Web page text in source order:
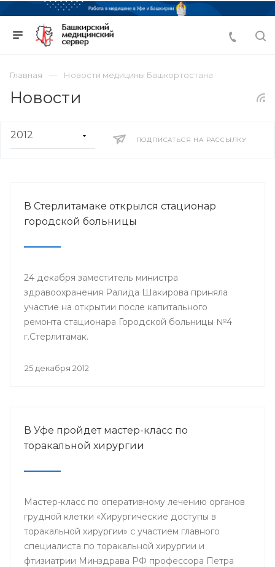
Главная Новости медицины Башкортостана
Новости
ПОДПИСАТЬСЯ НА РАССЫЛКУ
В Стерлитамаке открылся стационар
городской больницы
24 декабря заместитель министра
здравоохранения Ралида Шакирова приняла
участие на открытии после капитального
ремонта стационара Городской больницы №4
г.Стерлитамак.
25 декабря 2012
В Уфе пройдет мастер-класс по
торакальной хирургии
Мастер-класс по оперативному лечению органов
грудной клетки «Хирургические доступы в
торакальной хирургии» с участием главного
специалиста по торакальной хирургии и
фтизиатрии Минздрава РФ профессора Петра